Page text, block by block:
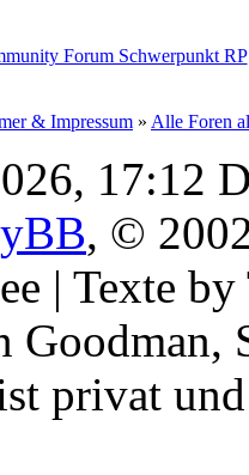
& Impressum » Alle Foren
17:12
, ©
| Texte
privat